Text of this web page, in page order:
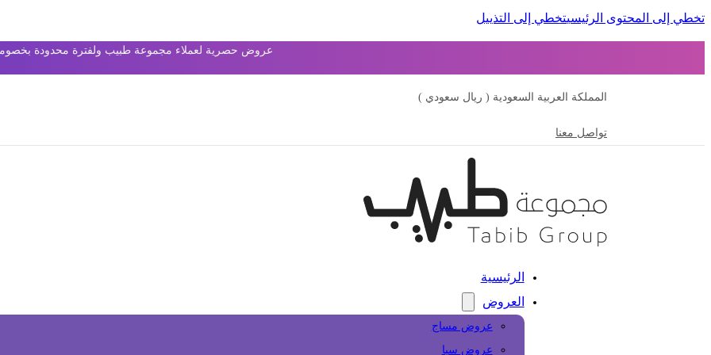
تخطي إلى المحتوى الرئيسيتخطي إلى التذييل
عروض حصرية لعملاء مجموعة طبيب ولفترة محدودة بخصومات
المملكة العربية السعودية ( ريال سعودي )
تواصل معنا
الرئيسية
العروض
عروض مساج
عروض سبا